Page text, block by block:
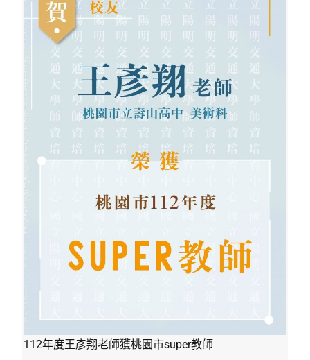
112年度王彥翔老師獲桃園市super教師